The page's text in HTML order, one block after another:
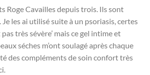
Roge Cavailles depuis trois. Ils sont
les ai utilisé suite à un psoriasis, certes
très sévère’ mais ce gel intime et
séches m’ont soulagé après chaque
des compléments de soin confort très